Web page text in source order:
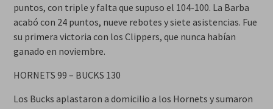
puntos, con triple y falta que supuso el 104-100. La Barba
acabó con 24 puntos, nueve rebotes y siete asistencias. Fue
su primera victoria con los Clippers, que nunca habían
ganado en noviembre.
HORNETS 99 – BUCKS 130
Los Bucks aplastaron a domicilio a los Hornets y sumaron